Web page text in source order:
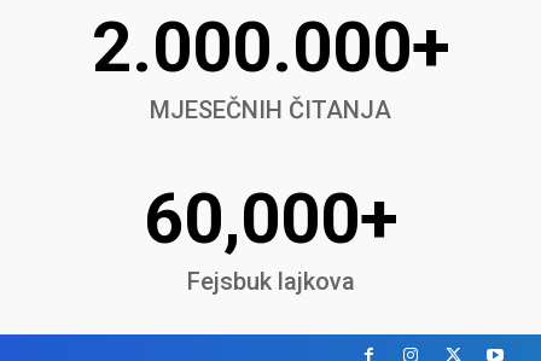
2.000.000+
MJESEČNIH ČITANJA
60,000+
Fejsbuk lajkova